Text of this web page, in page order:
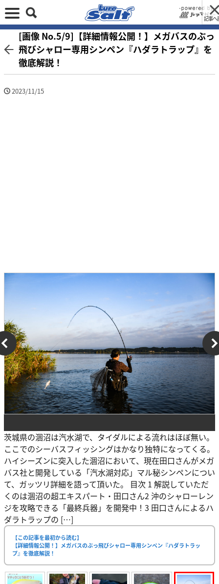
記事へ
[画像 No.5/9]【詳細情報公開！】メガバスのぶっ
飛びシャロー専用シンペン『ハダラトラップ』を
徹底解説！
2023/11/15
茨城県の涸沼は汽水湖で、タイダルによる流れはほぼ無い。
ここでのシーバスフィッシングはかなり独特になってくる。
ハイシーズンに突入した涸沼において、現在田口さんがメガ
バス社と開発している「汽水湖対応」マル秘シンペンについ
て、ガッツリ詳細を語って頂いた。 目次 1 解説していただ
くのは涸沼の超エキスパート・田口さん2 沖のシャローレン
ジを攻略できる「最終兵器」を開発中！3 田口さんによるハ
ダラトラップの […]
【この記事を最初から読む】
【詳細情報公開！】メガバスのぶっ飛びシャロー専用シンペン『ハダラトラッ
プ』を徹底解説！